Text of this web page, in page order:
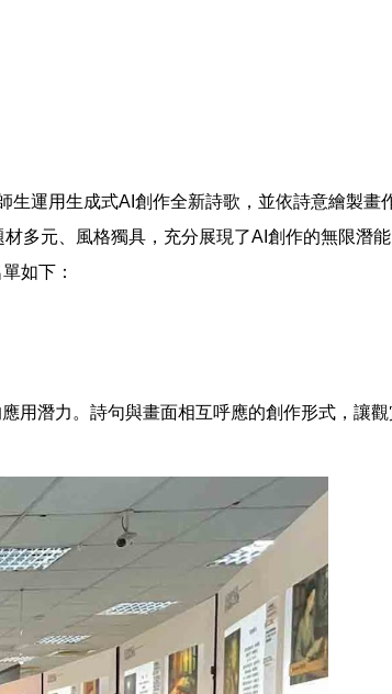
運用生成式AI創作全新詩歌，並依詩意繪製
多元、風格獨具，充分展現了AI創作的無限潛能
如下：
用潛力。詩句與畫面相互呼應的創作形式，讓